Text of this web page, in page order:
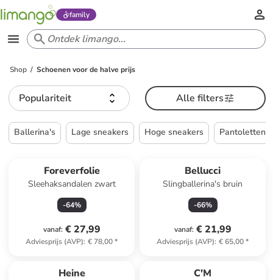
family
Shop Schoenen voor de halve prijs
Populariteit Alle filters
Ballerina's Lage sneakers Hoge sneakers Pantoletten
Foreverfolie
Sleehaksandalen zwart
-64%
vanaf: € 27,99
Adviesprijs (AVP): € 78,00*
Bellucci
Slingballerina's bruin
-66%
vanaf: € 21,99
Adviesprijs (AVP): € 65,00*
Heine C'M